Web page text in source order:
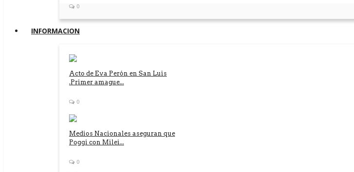
0
INFORMACION
Acto de Eva Perón en San Luis
.Primer amague...
0
Medios Nacionales aseguran que
Poggi con Milei...
0